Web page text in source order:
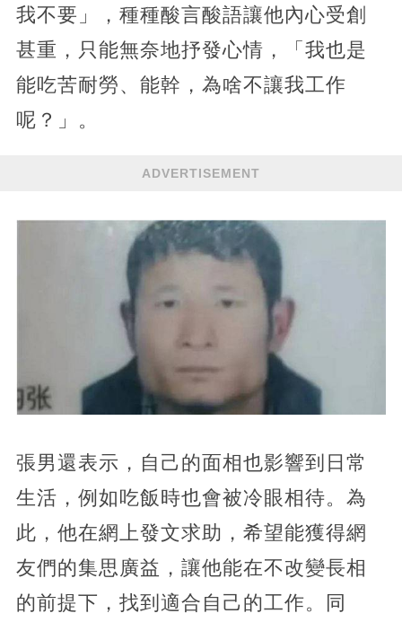
我不要」，種種酸言酸語讓他內心受創
甚重，只能無奈地抒發心情，「我也是
能吃苦耐勞、能幹，為啥不讓我工作
呢？」。
ADVERTISEMENT
張男還表示，自己的面相也影響到日常
生活，例如吃飯時也會被冷眼相待。為
此，他在網上發文求助，希望能獲得網
友們的集思廣益，讓他能在不改變長相
的前提下，找到適合自己的工作。同